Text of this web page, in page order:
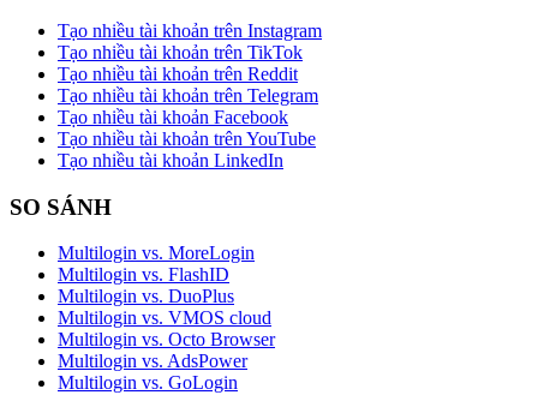
Tạo nhiều tài khoản trên Instagram
Tạo nhiều tài khoản trên TikTok
Tạo nhiều tài khoản trên Reddit
Tạo nhiều tài khoản trên Telegram
Tạo nhiều tài khoản Facebook
Tạo nhiều tài khoản trên YouTube
Tạo nhiều tài khoản LinkedIn
SO SÁNH
Multilogin vs. MoreLogin
Multilogin vs. FlashID
Multilogin vs. DuoPlus
Multilogin vs. VMOS cloud
Multilogin vs. Octo Browser
Multilogin vs. AdsPower
Multilogin vs. GoLogin